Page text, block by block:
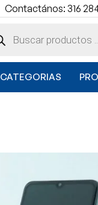
Contactános: 316
CATEGORIAS